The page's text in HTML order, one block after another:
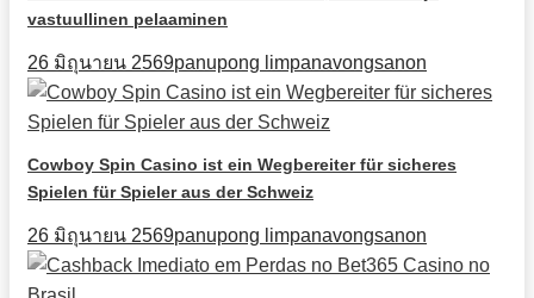
vastuullinen pelaaminen
26 มิถุนายน 2569panupong limpanavongsanon
Cowboy Spin Casino ist ein Wegbereiter für sicheres
Spielen für Spieler aus der Schweiz
26 มิถุนายน 2569panupong limpanavongsanon